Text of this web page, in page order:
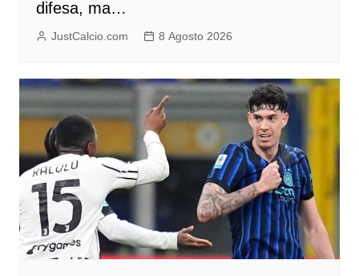
difesa, ma…
JustCalcio.com 8 Agosto 2026